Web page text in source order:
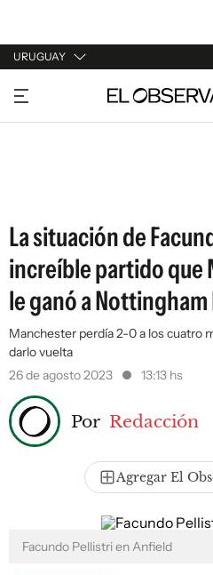
URUGUAY
URUGUAY
ARGENTINA
La situación de
increíble partido que
le ganó a
Manchester perdía 2-0 a los cuatro
darlo vuelta
26 de agosto 2023
13:13 hs
Por Redacción
Agregar El
Facundo Pellistri en Anfield